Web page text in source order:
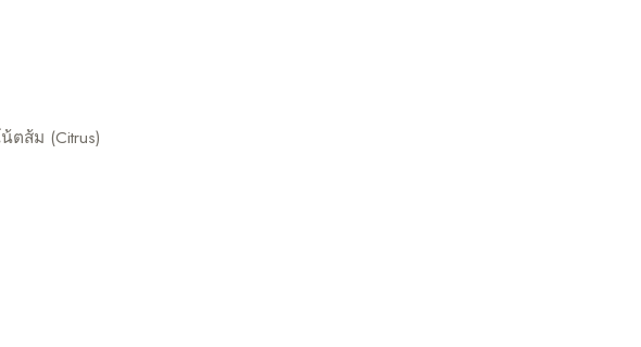
ตส้ม (Citrus)